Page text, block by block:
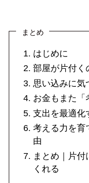
まとめ
はじめに
部屋が片付く
思い込みに気
お金もまた「
支出を最適化
考える力を育
由
まとめ｜片
くれる